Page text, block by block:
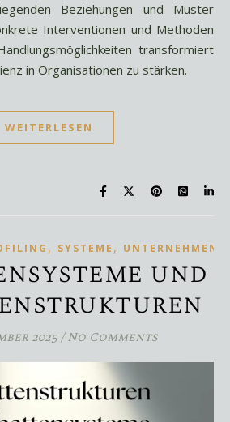
Beziehungen und Muster
Interventionen und Methoden
transformiert
in Organisationen zu stärken.
WEITERLESEN
, SYSTEME , UNTERNEHMEN
und
2025/ No Comments